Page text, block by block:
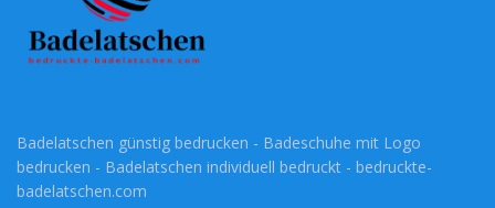
Badelatschen günstig bedrucken - Badeschuhe mit Logo
bedrucken - Badelatschen individuell bedruckt - bedruckte-
badelatschen.com